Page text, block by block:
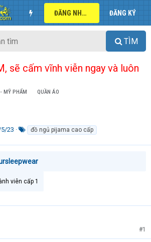
ĐĂNG NHẬP ĐĂNG KÝ
TÌM
sẽ cấm vĩnh viễn ngay và luôn
MỸ PHẨM QUẦN ÁO
23
k
ó
đồ ngủ pijama cao cấp
viên cấp 1
#1